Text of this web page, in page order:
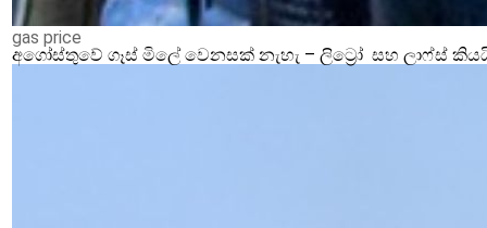
gas price
අගෝස්තුවේ ගෑස් මිලේ වෙනසක් නැහැ – ලිට්‍රෝ සහ ලාෆ්ස්